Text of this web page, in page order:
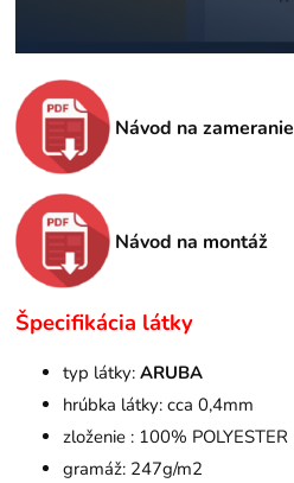
Návod na zameranie
Návod na montáž
Špecifikácia látky
typ látky:ARUBA
hrúbka látky: cca 0,4mm
zloženie : 100% POLYESTER
gramáž: 247g/m2